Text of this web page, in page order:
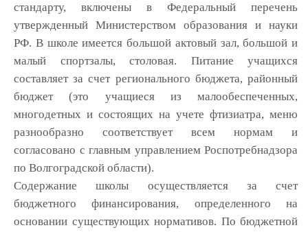
стандарту, включены в Федеральный перечень
утвержденный Министерством образования и науки
РФ. В школе имеется большой актовый зал, большой и
малый спортзалы, столовая. Питание учащихся
составляет за счет регионального бюджета, районный
бюджет (это учащиеся из малообеспеченных,
многодетных и состоящих на учете фтизиатра, меню
разнообразно соответствует всем нормам и
согласовано с главным управлением Роспотребнадзора
по Волгоградской области).
Содержание школы осуществляется за счет
бюджетного финансирования, определенного на
основании существующих нормативов. По бюджетной